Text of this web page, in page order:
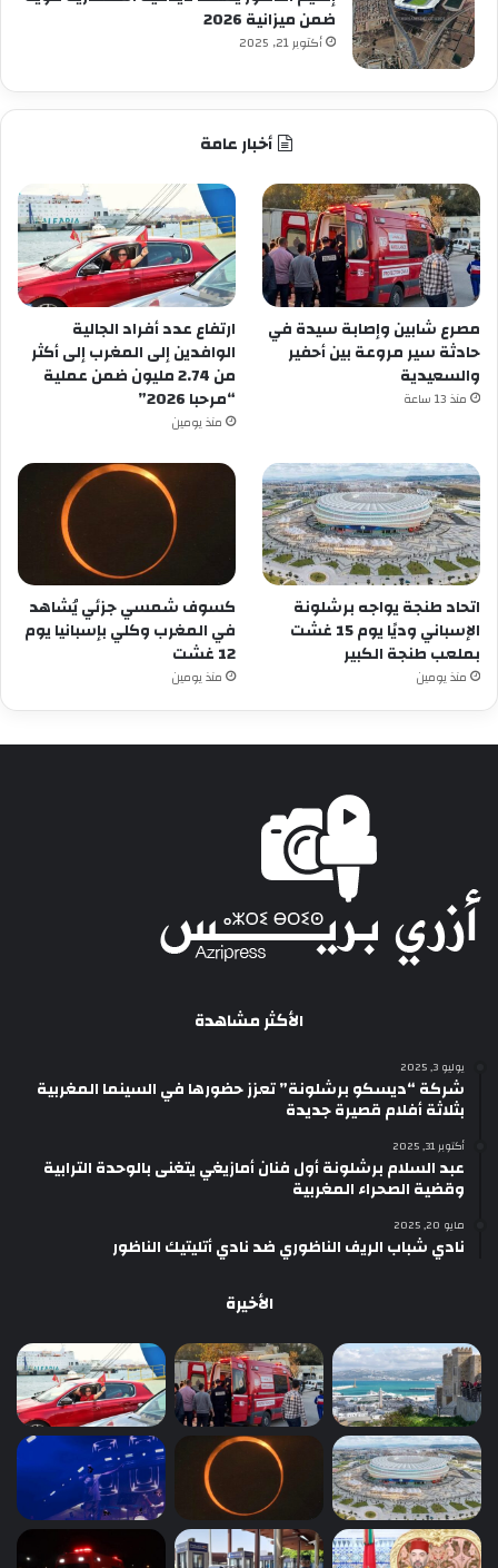
ضمن ميزانية 2026
أكتوبر 21, 2025
أخبار عامة
مصرع شابين وإصابة سيدة في
حادثة سير مروعة بين أحفير
والسعيدية
منذ 13 ساعة
ارتفاع عدد أفراد الجالية
الوافدين إلى المغرب إلى أكثر
من 2.74 مليون ضمن عملية
“مرحبا 2026”
منذ يومين
اتحاد طنجة يواجه برشلونة
الإسباني وديًا يوم 15 غشت
بملعب طنجة الكبير
منذ يومين
كسوف شمسي جزئي يُشاهد
في المغرب وكلي بإسبانيا يوم
12 غشت
منذ يومين
الأكثر مشاهدة
يوليو 3, 2025
شركة “ديسكو برشلونة” تعزز حضورها في السينما المغربية
بثلاثة أفلام قصيرة جديدة
أكتوبر 31, 2025
عبد السلام برشلونة أول فنان أمازيغي يتغنى بالوحدة الترابية
وقضية الصحراء المغربية
مايو 20, 2025
نادي شباب الريف الناظوري ضد نادي أتليتيك الناظور
الأخيرة